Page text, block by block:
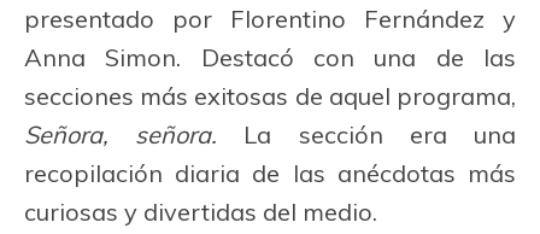
presentado por Florentino Fernández y
Anna Simon. Destacó con una de las
secciones más exitosas de aquel programa,
Señora, señora. La sección era una
recopilación diaria de las anécdotas más
curiosas y divertidas del medio.